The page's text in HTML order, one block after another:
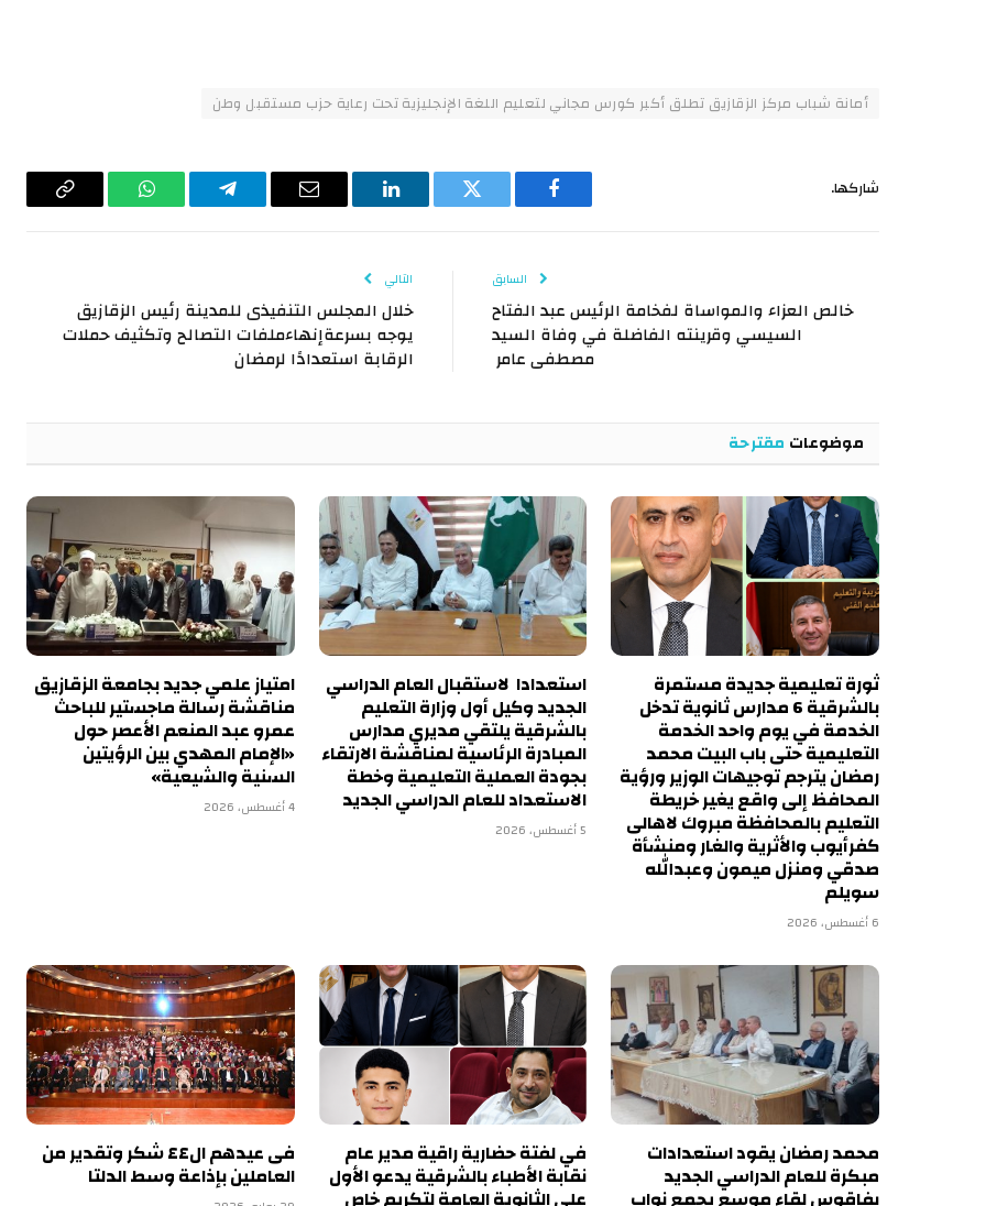
أمانة شباب مركز الزقازيق تطلق أكبر كورس مجاني لتعليم اللغة الإنجليزية تحت رعاية حزب مستقبل وطن
شاركها.
فيسبوك تويتر لينكدإن
البريد
تيلقرام واتساب
Copy
السابق
خالص العزاء والمواساة لفخامة الرئيس عبد الفتاح
السيسي وقرينته الفاضلة في وفاة السيد
مصطفى عامر
التالي
خلال المجلس التنفيذى للمدينة رئيس الزقازيق
يوجه بسرعةإنهاءملفات التصالح وتكثيف حملات
الرقابة استعدادًا لرمضان
موضوعات مقترحة
ثورة تعليمية جديدة مستمرة
بالشرقية 6 مدارس ثانوية تدخل
الخدمة في يوم واحد الخدمة
التعليمية حتى باب البيت محمد
رمضان يترجم توجيهات الوزير ورؤية
المحافظ إلى واقع يغير خريطة
التعليم بالمحافظة مبروك لاهالى
كفرأيوب والأثرية والغار ومنشأة
صدقي ومنزل ميمون وعبدالله
سويلم
6 أغسطس، 2026
استعدادا لاستقبال العام الدراسي
الجديد وكيل أول وزارة التعليم
بالشرقية يلتقي مديري مدارس
المبادرة الرئاسية لمناقشة الارتقاء
بجودة العملية التعليمية وخطة
الاستعداد للعام الدراسي الجديد
5 أغسطس، 2026
امتياز علمي جديد بجامعة الزقازيق
مناقشة رسالة ماجستير للباحث
عمرو عبد المنعم الأعصر حول
«الإمام المهدي بين الرؤيتين
السنية والشيعية»
4 أغسطس، 2026
محمد رمضان يقود استعدادات
مبكرة للعام الدراسي الجديد
بفاقوس لقاء موسع يجمع نواب
في لفتة حضارية راقية مدير عام
نقابة الأطباء بالشرقية يدعو الأول
على الثانوية العامة لتكريم خاص
فى عيدهم ال٤٤ شكر وتقدير من
العاملين بإذاعة وسط الدلتا